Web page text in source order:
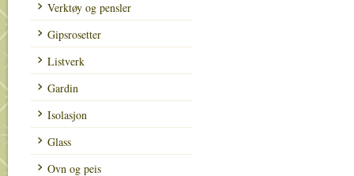
Verktøy og pensler
Gipsrosetter
Listverk
Gardin
Isolasjon
Glass
Ovn og peis